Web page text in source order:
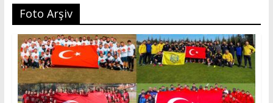
Foto Arşiv